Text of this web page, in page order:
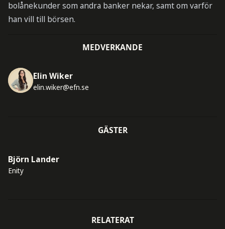
bolånekunder som andra banker nekar, samt om varför
han vill till börsen.
MEDVERKANDE
Elin Wiker
elin.wiker@efn.se
GÄSTER
Björn Lander
Enity
RELATERAT